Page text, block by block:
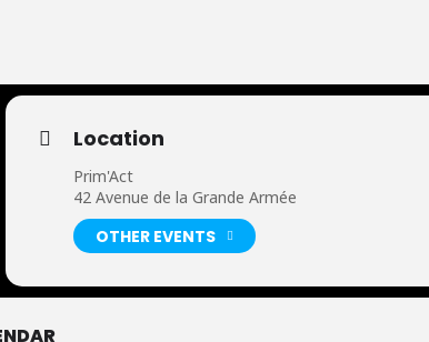
Location
Prim'Act
42 Avenue de la Grande Armée
OTHER EVENTS